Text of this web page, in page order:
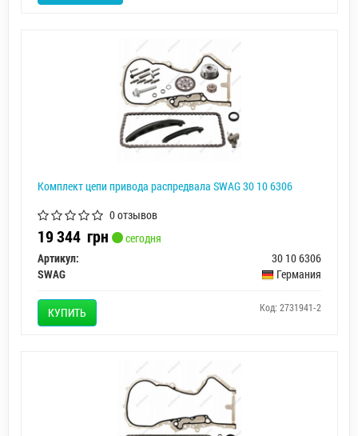
Комплект цепи привода распредвала SWAG 30 10 6306
0 отзывов
19 344 грн
сегодня
Артикул:
30 10 6306
SWAG
Германия
КУПИТЬ Код: 2731941-2